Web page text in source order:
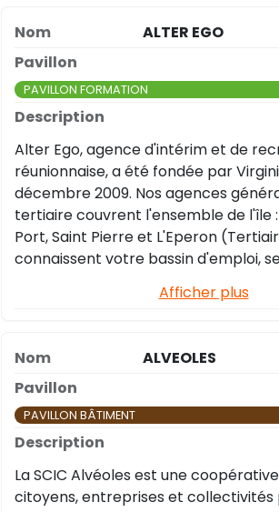
ALTER EGO
PAVILLON FORMATION
Alter Ego, agence d'intérim et de
réunionnaise, a été fondée par
décembre 2009. Nos agences
tertiaire couvrent l'ensemble de l'île :
Port, Saint Pierre et L'Eperon (Tertiaire). Nos
connaissent votre bassin d'emploi,
principalement le BTP, l'Industrie,
Afficher plus
ALVEOLES
PAVILLON BÂTIMENT
La SCIC Alvéoles est une
citoyens, entreprises et